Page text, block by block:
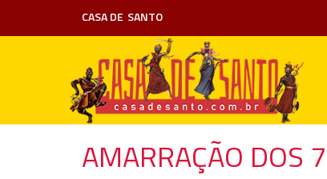
CASA DE SANTO
AMARRAÇÃO DOS